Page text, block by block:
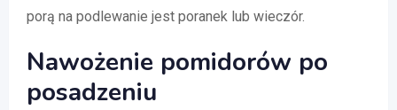
porą na podlewanie jest poranek lub wieczór.
Nawożenie pomidorów po
posadzeniu